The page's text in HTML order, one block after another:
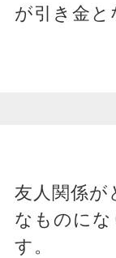
が引き金と
友人関係が
なものにな
す。